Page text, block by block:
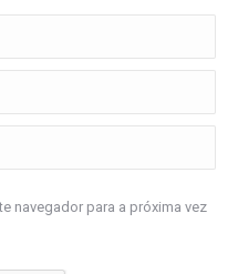
navegador para a próxima vez